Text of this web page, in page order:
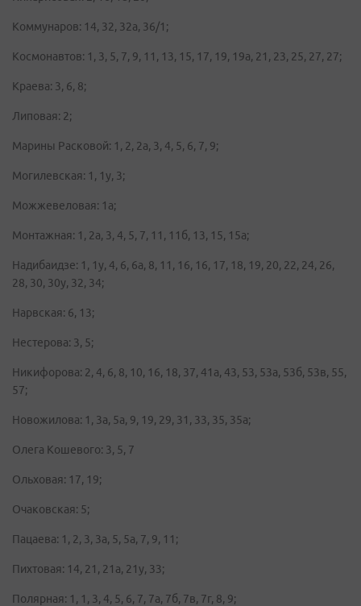
Коммунаров: 14, 32, 32а, 36/1;
Космонавтов: 1, 3, 5, 7, 9, 11, 13, 15, 17, 19, 19а, 21, 23, 25, 27, 27;
Краева: 3, 6, 8;
Липовая: 2;
Марины Расковой: 1, 2, 2а, 3, 4, 5, 6, 7, 9;
Могилевская: 1, 1у, 3;
Можжевеловая: 1а;
Монтажная: 1, 2а, 3, 4, 5, 7, 11, 11б, 13, 15, 15а;
Надибаидзе: 1, 1у, 4, 6, 6а, 8, 11, 16, 16, 17, 18, 19, 20, 22, 24, 26,
28, 30, 30у, 32, 34;
Нарвская: 6, 13;
Нестерова: 3, 5;
Никифорова: 2, 4, 6, 8, 10, 16, 18, 37, 41а, 43, 53, 53а, 53б, 53в, 55,
57;
Новожилова: 1, 3а, 5а, 9, 19, 29, 31, 33, 35, 35а;
Олега Кошевого: 3, 5, 7
Ольховая: 17, 19;
Очаковская: 5;
Пацаева: 1, 2, 3, 3а, 5, 5а, 7, 9, 11;
Пихтовая: 14, 21, 21а, 21у, 33;
Полярная: 1, 1, 3, 4, 5, 6, 7, 7а, 7б, 7в, 7г, 8, 9;